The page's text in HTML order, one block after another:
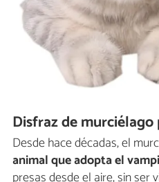
Disfraz de
Desde hace décadas, el
animal que adopta el
presas desde el aire, sin ser